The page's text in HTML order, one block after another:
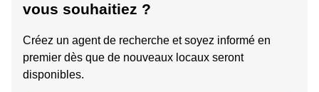
vous souhaitiez ?
Créez un agent de recherche et soyez informé en
premier dès que de nouveaux locaux seront
disponibles.